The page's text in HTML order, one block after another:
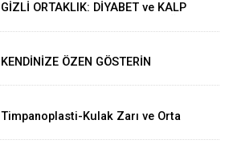
GİZLİ ORTAKLIK: DİYABET ve KALP
KENDİNİZE ÖZEN GÖSTERİN
Timpanoplasti-Kulak Zarı ve Orta